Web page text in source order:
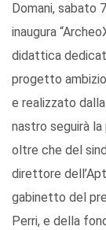
Domani, sabato
inaugura
didattica
progetto
e realizzato
nastro seguirà la
oltre che del
direttore
gabinetto del
Perri, e della